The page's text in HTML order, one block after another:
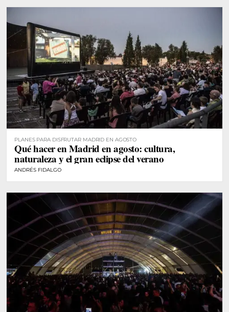
PLANES PARA DISFRUTAR MADRID EN AGOSTO
Qué hacer en Madrid en agosto: cultura,
naturaleza y el gran eclipse del verano
ANDRÉS FIDALGO